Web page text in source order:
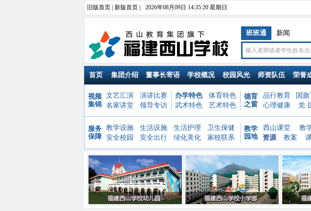
旧版首页 新版首页 2026年08月09日 14:35:22 星期日
班班通 新闻
首页 集团介绍 董事长寄语 学校概况 校园风光 师资队伍 荣誉
视频
集锦
文艺汇演
演讲比赛
名家讲堂
领导专访
办学特色
体育特色
武术特色
艺术特色
德育
之窗
品行教育 国
心理健康
党·
服务
保障
教学设施 生活设施 生活护理
卫生保健
安全校园
安全出行 绿化美化 家校联系
教学
园地
西山课堂 教
资源
教案